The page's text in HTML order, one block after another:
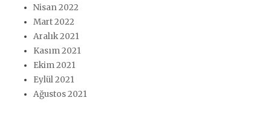
Nisan 2022
Mart 2022
Aralık 2021
Kasım 2021
Ekim 2021
Eylül 2021
Ağustos 2021